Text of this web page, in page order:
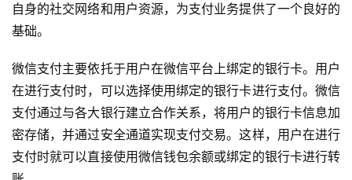
自身的社交网络和用户资源，为支付业务提供了一个良好的
基础。
微信支付主要依托于用户在微信平台上绑定的银行卡。用户
在进行支付时，可以选择使用绑定的银行卡进行支付。微信
支付通过与各大银行建立合作关系，将用户的银行卡信息加
密存储，并通过安全通道实现支付交易。这样，用户在进行
支付时就可以直接使用微信钱包余额或绑定的银行卡进行转